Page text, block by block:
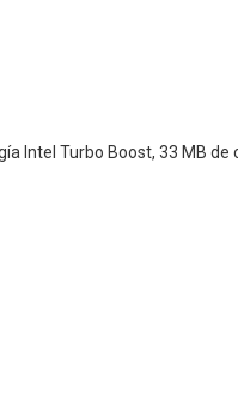
Intel Turbo Boost, 33 MB